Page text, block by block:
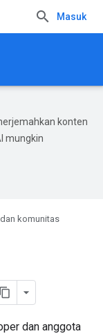
Masuk
konten
mungkin
komunitas
dan anggota